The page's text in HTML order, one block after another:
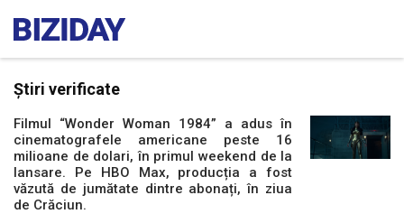
Știri verificate
Filmul “Wonder Woman 1984” a adus în
cinematografele americane peste 16
milioane de dolari, în primul weekend de la
lansare. Pe HBO Max, producția a fost
văzută de jumătate dintre abonați, în ziua
de Crăciun.